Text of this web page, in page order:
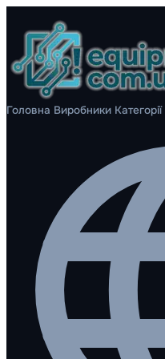
Головна Виробники Категорії